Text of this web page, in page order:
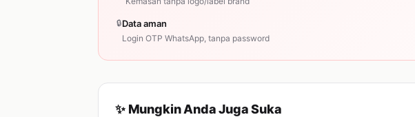
🔒Data aman
Login OTP WhatsApp, tanpa password
✨ Mungkin Anda Juga Suka